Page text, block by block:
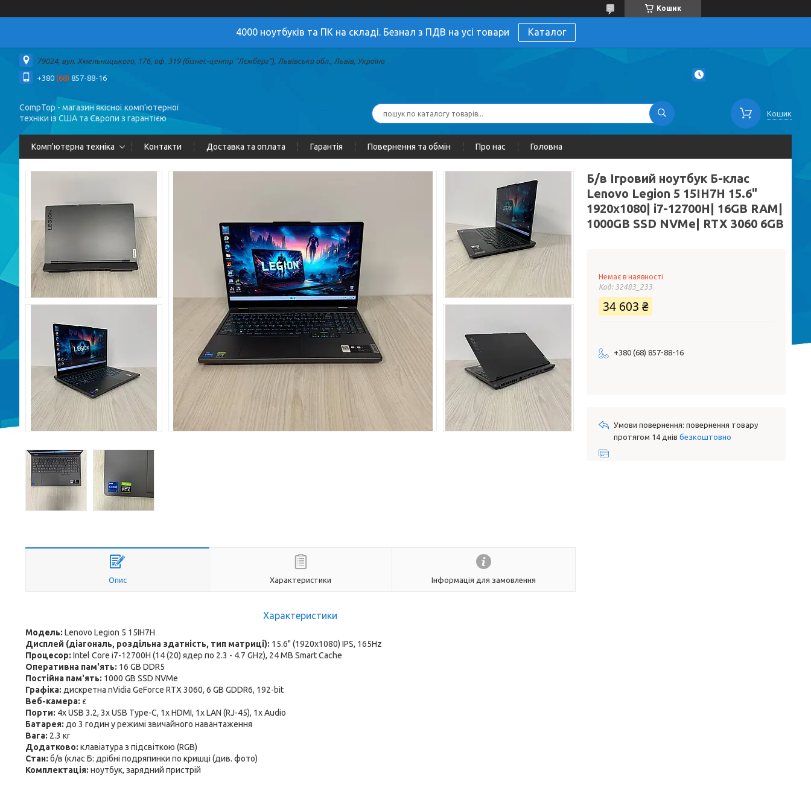
Кошик
4000 ноутбуків та ПК на складі. Безнал з ПДВ на усі товари Каталог
79024, вул. Хмельницького, 176, оф. 319 (бізнес-центр "Лємберг"), Львівська обл., Львів, Україна
+380 (68) 857-88-16
CompTop - магазин якісної комп'ютерної
техніки із США та Європи з гарантією
Кошик
Комп'ютерна техніка Контакти Доставка та оплата Гарантія Повернення та обмін Про нас Головна
Опис Характеристики Інформація для замовлення
Характеристики
Модель: Lenovo Legion 5 15IH7H
Дисплей (діагональ, роздільна здатність, тип матриці): 15.6" (1920x1080) IPS, 165Hz
Процесор: Intel Core i7-12700H (14 (20) ядер по 2.3 - 4.7 GHz), 24 MB Smart Cache
Оперативна пам'ять: 16 GB DDR5
Постійна пам'ять: 1000 GB SSD NVMe
Графіка: дискретна nVidia GeForce RTX 3060, 6 GB GDDR6, 192-bit
Веб-камера: є
Порти: 4x USB 3.2, 3x USB Type-C, 1x HDMI, 1x LAN (RJ-45), 1x Audio
Батарея: до 3 годин у режимі звичайного навантаження
Вага: 2.3 кг
Додатково: клавіатура з підсвіткою (RGB)
Стан: б/в (клас Б: дрібні подряпинки по кришці (див. фото)
Комплектація: ноутбук, зарядний пристрій
Б/в Ігровий ноутбук Б-клас
Lenovo Legion 5 15IH7H 15.6"
1920x1080| i7-12700H| 16GB RAM|
1000GB SSD NVMe| RTX 3060 6GB
Немає в наявності
Код: 32483_233
34 603 ₴
+380 (68) 857-88-16
повернення товару
протягом 14 днів безкоштовно